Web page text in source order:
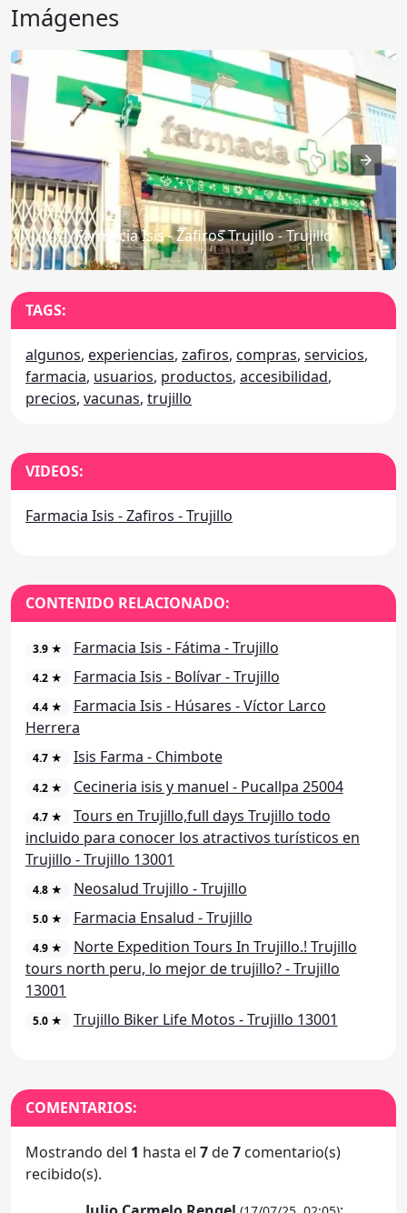
Imágenes
Farmacia Isis - Zafiros Trujillo - Trujillo
TAGS:
algunos, experiencias, zafiros, compras, servicios,
farmacia, usuarios, productos, accesibilidad,
precios, vacunas, trujillo
VIDEOS:
Farmacia Isis - Zafiros - Trujillo
CONTENIDO RELACIONADO:
3.9 ★ Farmacia Isis - Fátima - Trujillo
4.2 ★ Farmacia Isis - Bolívar - Trujillo
4.4 ★
Farmacia Isis - Húsares - Víctor Larco
Herrera
4.7 ★ Isis Farma - Chimbote
4.2 ★ Cecineria isis y manuel - Pucallpa 25004
4.7 ★
Tours en Trujillo,full days Trujillo todo
incluido para conocer los atractivos turísticos en
Trujillo - Trujillo 13001
4.8 ★ Neosalud Trujillo - Trujillo
5.0 ★ Farmacia Ensalud - Trujillo
4.9 ★
Norte Expedition Tours In Trujillo.! Trujillo
tours north peru, lo mejor de trujillo? - Trujillo
13001
5.0 ★ Trujillo Biker Life Motos - Trujillo 13001
COMENTARIOS:
Mostrando del 1 hasta el 7de7 comentario(s)
recibido(s).